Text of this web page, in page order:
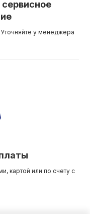
сервисное
у менеджера
картой или по счету с